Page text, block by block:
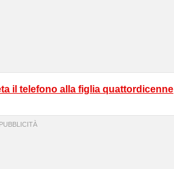
il telefono alla figlia quattordicenne